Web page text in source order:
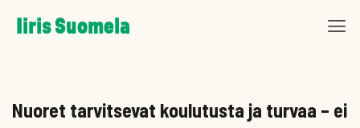
Skip
to
Iiris Suomela
Nuoret tarvitsevat koulutusta ja turvaa – ei